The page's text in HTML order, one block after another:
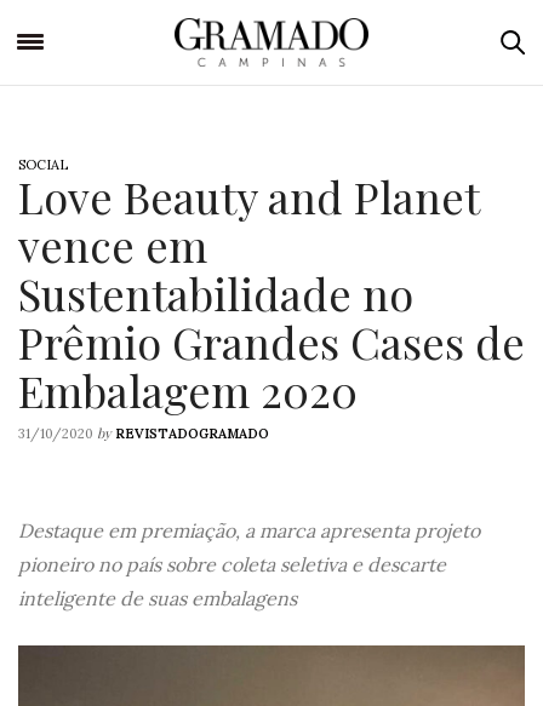
SOCIAL
Love Beauty and Planet
vence em
Sustentabilidade no
Prêmio Grandes Cases de
Embalagem 2020
31/10/2020 by REVISTADOGRAMADO
Destaque em premiação, a marca apresenta projeto
pioneiro no país sobre coleta seletiva e descarte
inteligente de suas embalagens